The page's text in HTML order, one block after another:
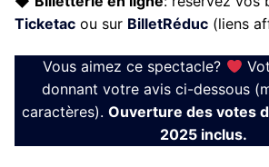
Ticketac ou sur BilletRéduc (liens
Vous aimez ce spectacle?
donnant votre avis ci-dessous
caractères). Ouverture des votes
2025 inclus.